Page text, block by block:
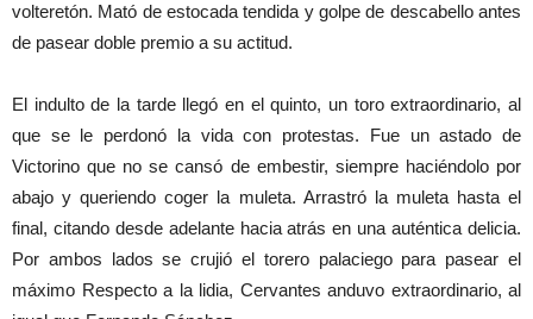
volteretón. Mató de estocada tendida y golpe de descabello antes
de pasear doble premio a su actitud.
El indulto de la tarde llegó en el quinto, un toro extraordinario, al
que se le perdonó la vida con protestas. Fue un astado de
Victorino que no se cansó de embestir, siempre haciéndolo por
abajo y queriendo coger la muleta. Arrastró la muleta hasta el
final, citando desde adelante hacia atrás en una auténtica delicia.
Por ambos lados se crujió el torero palaciego para pasear el
máximo Respecto a la lidia, Cervantes anduvo extraordinario, al